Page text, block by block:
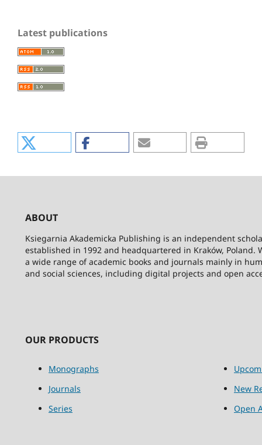
Latest publications
ABOUT
Ksiegarnia Akademicka Publishing is an independent
established in 1992 and headquartered in Kraków, Poland.
a wide range of academic books and journals mainly in
and social sciences, including digital projects and open
OUR PRODUCTS
Monographs
Journals
Series
New
Open